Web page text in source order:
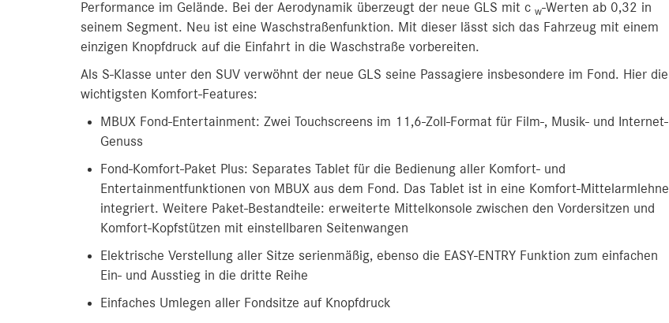
Performance im Gelände. Bei der Aerodynamik überzeugt der neue GLS mit c w‑Werten ab 0,32 in
seinem Segment. Neu ist eine Waschstraßenfunktion. Mit dieser lässt sich das Fahrzeug mit einem
einzigen Knopfdruck auf die Einfahrt in die Waschstraße vorbereiten.
Als S-Klasse unter den SUV verwöhnt der neue GLS seine Passagiere insbesondere im Fond. Hier die
wichtigsten Komfort-Features:
MBUX Fond-Entertainment: Zwei Touchscreens im 11,6-Zoll-Format für Film-, Musik- und Internet-
Genuss
Fond-Komfort-Paket Plus: Separates Tablet für die Bedienung aller Komfort- und
Entertainmentfunktionen von MBUX aus dem Fond. Das Tablet ist in eine Komfort-Mittelarmlehne
integriert. Weitere Paket-Bestandteile: erweiterte Mittelkonsole zwischen den Vordersitzen und
Komfort-Kopfstützen mit einstellbaren Seitenwangen
Elektrische Verstellung aller Sitze serienmäßig, ebenso die EASY-ENTRY Funktion zum einfachen
Ein- und Ausstieg in die dritte Reihe
Einfaches Umlegen aller Fondsitze auf Knopfdruck